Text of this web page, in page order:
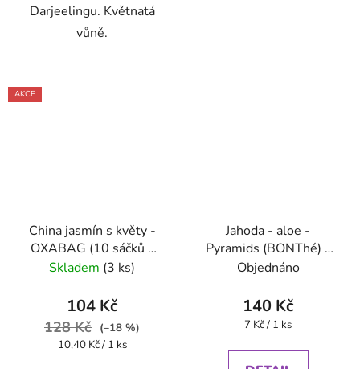
Darjeelingu. Květnatá
vůně.
AKCE
China jasmín s květy -
OXABAG (10 sáčků x
4g) - Oxalis
Skladem (3 ks)
104 Kč
128 Kč
(–18 %)
Měrná
10,40 Kč / 1 ks
Jahoda - aloe -
Pyramids (BONThé) -
Oxalis
Objednáno
140 Kč
Měrná
7 Kč / 1 ks